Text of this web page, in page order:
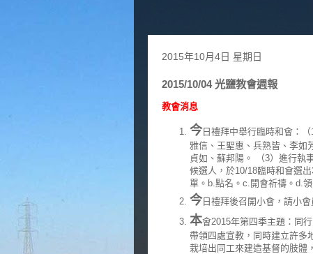
2015年10月4日 星期日
2015/10/04 光鹽教會週報
教會消息
今日禮拜中舉行臨時和會：
雅信、王聖惠、兵熟皆、李如
貞如、蘇邦陽。 （3）進行執
候選人，於10/18臨時和會選
單。b.點名。c.開會祈禱。d.
今日禮拜後召開小會，請小會
本會2015年第四季主題：同
帶領四處宣教，同時建立許多
栽培出同工來建造基督的肢體